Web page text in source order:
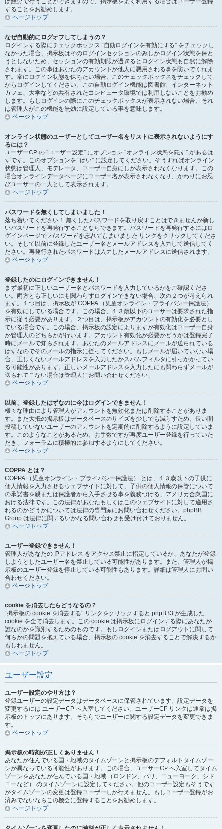
は数分で行うことができますので、掲示板をよく利用する場合はユーザー登録
することをお勧めします。
ページトップ
なぜ自動的にログオフしてしまうの？
ログインする際にチェックボックス “自動ログインを有効にする” をチェックし
なかった場合、掲示板はそのログインセッションのみしかログイン状態を保と
うとしないため、セッションの有効期限が過ぎるとログイン状態も自然に解除
されます。この事はあなたのアカウントが他人に悪用される事を防いでくれま
す。常にログイン状態を保ちたい場合、このチェックボックスをチェックして
からログインしてください。この自動ログイン機能は図書館、インターネット
カフェ、大学などの共有されたコンピュータ環境では利用しないことをお勧め
します。もしログインの際にこのチェックボックスが表示されない場合、それ
は管理人がこの機能を無効に設定している事を意味します。
ページトップ
オンライン状態のユーザーとしてユーザー名をリストに表示されないようにす
るには？
ユーザーCP の “ユーザー設定” にオプション “オンライン状態を隠す” があるは
ずです。このオプションを “はい” に設定してください。そうすればオンライン
状態は管理人、モデレータ、ユーザー自身にしか表示されなくなります。この
場合オンラインデータページにユーザー名が表示されなくなり、かわりにお忍
びユーザーの一人として表示されます。
ページトップ
パスワードを無くしてしまいました！
落ち着いてください！ 無くしたパスワードを取り戻すことはできませんが新し
いパスワードを再発行することならできます。パスワードを再発行するにはロ
グインページで パスワードを忘れてしまいました リンクをクリックしてくださ
い。そして以前に登録したユーザー名とメールアドレスを入力して送信してく
ださい。再発行されたパスワードは入力したメールアドレスに送信されます。
ページトップ
登録したのにログインできません！
まず最初に正しいユーザー名とパスワードを入力しているかをご確認くださ
い。両方とも正しいにも関わらずログインできない場合、次の２つが考えられ
ます。１つ目は、掲示板が COPPA （児童オンライン・プライバシー保護法）
を有効にしている場合です。この場合、１３歳以下のユーザーは要求された指
示に従う必要があります。２つ目は、掲示板がアカウントの有効化を必要とし
ている場合です。この場合、掲示板の設定によりますが有効化はユーザー自身
か管理人のどちらかが行います。アカウント有効化が必要かどうかは登録完了
時にメールで知らされます。あなたのメールアドレスにメールが送られている
はずなのでそのメールの指示に従ってください。もしメールが届いていない場
合、正しくないメールアドレスを入力したかスパムフィルタに引っかかってい
る可能性があります。正しいメールアドレスを入力したにも関わらずメールが
送られてこない場合は管理人にお問い合わせください。
ページトップ
以前、登録したはずなのに今はログインできません！
様々な理由により管理人がアカウントを無効化または削除することがありま
す。また大抵の掲示板はデータベースのサイズを少しでも減らすため、長い間
投稿していないユーザーのアカウントを定期的に削除するように設定していま
す。このようなことがあるため、お手数ですが再度ユーザー登録を行っていた
だき、フォーラムに積極的に参加するようにしてください。
ページトップ
COPPA とは？
COPPA （児童オンライン・プライバシー保護法） とは、１３歳以下の子供に
個人情報を入力させるウェブサイトに対して、子供の個人情報の保管について
の承諾書を親または保護者から入手させる事を義務づける、アメリカ合衆国に
おける法律です。この法律があなたもしくはこのウェブサイトに対して適用さ
れるのかどうかについては法律の専門家にお問い合わせください。phpBB
Group は法律に関するいかなる問い合わせも受け付けておりません。
ページトップ
ユーザー登録できません！
管理人があなたの IPアドレス をアクセス禁止に指定しているか、あなたが登録
しようとしたユーザー名を禁止している可能性があります。また、管理人が掲
示板のユーザー登録を停止している可能性もあります。詳細は管理人にお問い
合わせください。
ページトップ
cookie を消去したらどうなるの？
“掲示板の cookie を消去する” リンクをクリックすると phpBB3 が生成した
cookie を全て消去します。この cookie は掲示板にログインする際にあなたが
誰なのかを識別するためのものです。もしログインまたはログアウトに関して
何らかの問題を抱えている場合、掲示板の cookie を消去することで解決するか
もしれません。
ページトップ
ユーザー設定
ユーザー設定のやり方は？
登録ユーザーの設定データはデータベースに保管されています。設定データを
変更するには ユーザーCP へ入室してください。ユーザーCP リンクは通常は掲
示板のトップにあります。そちらでユーザーに関する設定データを変更できま
す。
ページトップ
掲示板の時刻が正しくありません！
あなたが住んでいる国・地域のタイムゾーンと掲示板のデフォルトタイムゾー
ンが異なっている可能性があります。この場合、ユーザーCP へ入室してタイム
ゾーンをあなたが住んでいる国・地域 （ロンドン、パリ、ニューヨーク、シド
ニーなど） のタイムゾーンに設定してください。他のユーザー設定もそうです
がタイムゾーンの変更は登録ユーザーしか行えません。もしユーザー登録がお
済みでないならこの機会に登録することをお勧めします。
ページトップ